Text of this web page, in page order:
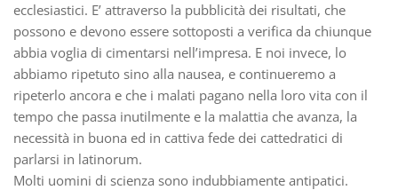
ecclesiastici. E’ attraverso la pubblicità dei risultati, che
possono e devono essere sottoposti a verifica da chiunque
abbia voglia di cimentarsi nell’impresa. E noi invece, lo
abbiamo ripetuto sino alla nausea, e continueremo a
ripeterlo ancora e che i malati pagano nella loro vita con il
tempo che passa inutilmente e la malattia che avanza, la
necessità in buona ed in cattiva fede dei cattedratici di
parlarsi in latinorum.
Molti uomini di scienza sono indubbiamente antipatici.